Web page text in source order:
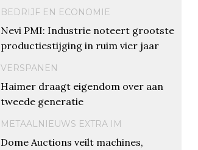
BEDRIJF EN ECONOMIE
Nevi PMI: Industrie noteert grootste
productiestijging in ruim vier jaar
VERSPANEN
Haimer draagt eigendom over aan
tweede generatie
METAALNIEUWS EXTRA IM
Dome Auctions veilt machines,